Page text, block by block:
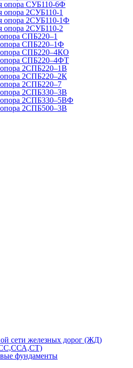
опора СУБ110-6Ф
опора 2СУБ110-1
опора 2СУБ110-1Ф
опора 2СУБ110-2
СПБ220–1
опора СПБ220–1Ф
опора СПБ220–4КО
опора СПБ220–4ФТ
2СПБ220–1В
2СПБ220–2К
2СПБ220–7
2СПБ330–3В
опора 2СПБ330–5ВФ
2СПБ500–3В
сети железных дорог (ЖД)
фундаменты